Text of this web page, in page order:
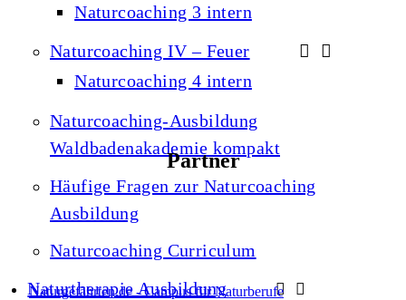
Naturcoaching 3 intern
Naturcoaching IV – Feuer
Naturcoaching 4 intern
Naturcoaching-Ausbildung
Waldbadenakademie kompakt
Häufige Fragen zur Naturcoaching
Ausbildung
Naturcoaching Curriculum
Naturtherapie Ausbildung
f
Partner
Naturgefährten.de - Campus für Naturberufe